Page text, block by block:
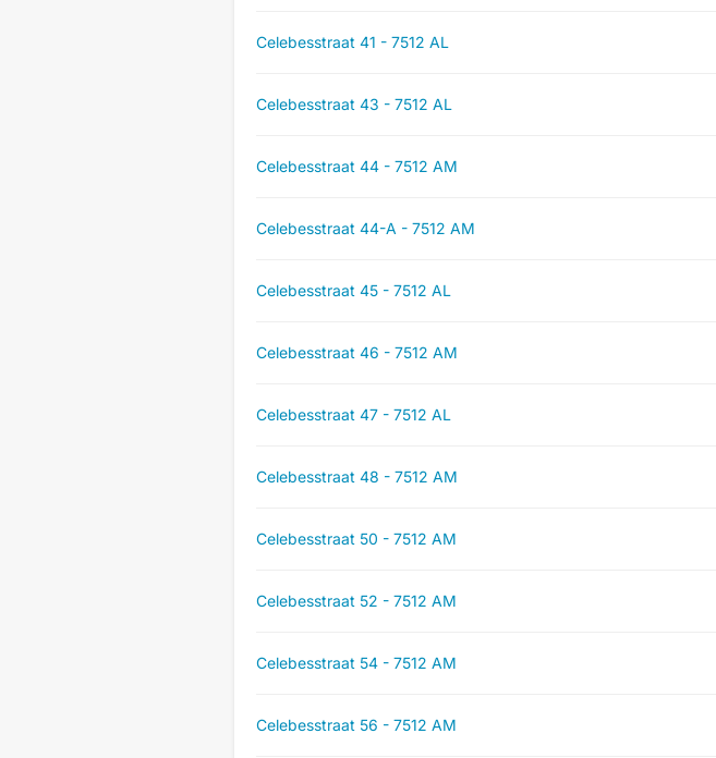
Celebesstraat 41 - 7512 AL
Celebesstraat 43 - 7512 AL
Celebesstraat 44 - 7512 AM
Celebesstraat 44-A - 7512 AM
Celebesstraat 45 - 7512 AL
Celebesstraat 46 - 7512 AM
Celebesstraat 47 - 7512 AL
Celebesstraat 48 - 7512 AM
Celebesstraat 50 - 7512 AM
Celebesstraat 52 - 7512 AM
Celebesstraat 54 - 7512 AM
Celebesstraat 56 - 7512 AM